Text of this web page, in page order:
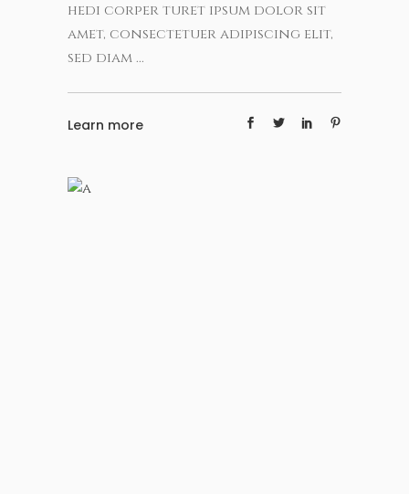
hedi corper turet ipsum dolor sit
amet, consectetuer adipiscing elit,
sed diam
Learn more